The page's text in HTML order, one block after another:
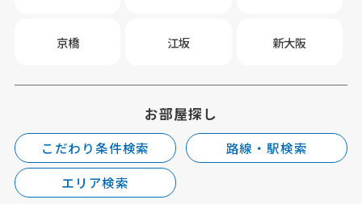
京橋 江坂 新大阪
お部屋探し
こだわり条件検索
路線・駅検索
エリア検索